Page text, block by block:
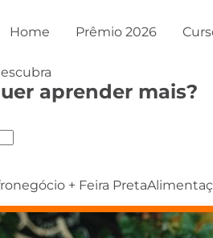
Home Prêmio 2026
aprender mais?
+ Feira Preta